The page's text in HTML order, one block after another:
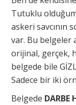
Tutuklu
askeri savcının
var. Bu belgeler
orijinal, gerçek,
belgede bile
Sadece bir iki
Belgede DARBE